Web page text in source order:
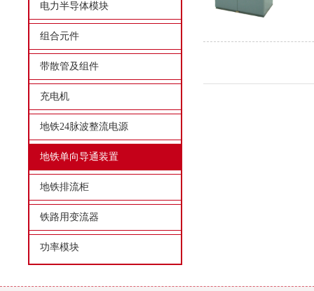
电力半导体模块
组合元件
带散管及组件
充电机
地铁24脉波整流电源
地铁单向导通装置
地铁排流柜
铁路用变流器
功率模块